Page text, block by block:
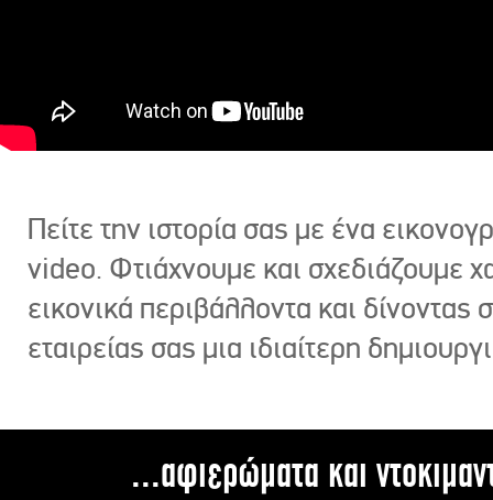
Πείτε την ιστορία σας με ένα
video. Φτιάχνουμε και σχεδιάζουμε
εικονικά περιβάλλοντα και δίνοντας
εταιρείας σας μια ιδιαίτερη
...αφιερώματα και